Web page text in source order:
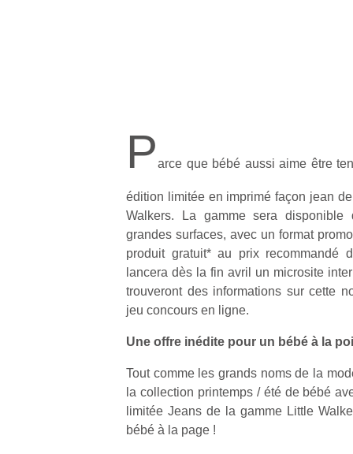
Parce que bébé aussi aime être
édition limitée en imprimé façon jean
Walkers. La gamme sera
grandes surfaces, avec un format
produit gratuit* au prix recommandé
lancera dès la fin avril un microsite
trouveront des informations sur cette
jeu concours en ligne.
Une offre inédite pour un bébé à la
Tout comme les grands noms de la
la collection printemps / été de bébé
limitée Jeans de la gamme Little
bébé à la page !